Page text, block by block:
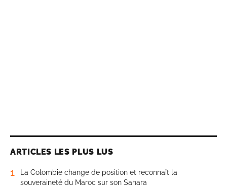
ARTICLES LES PLUS LUS
1
La Colombie change de position et reconnaît la
souveraineté du Maroc sur son Sahara